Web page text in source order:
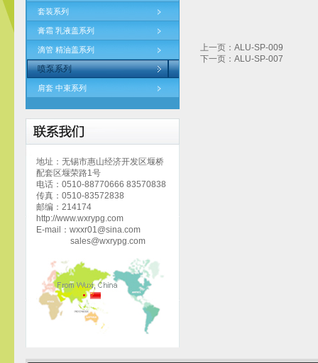
套装系列
膏霜 乳液盖系列
滴管 精油盖系列
喷泵系列
肩套 中束系列
地址：无锡市惠山经济开发区堰桥
配套区堰荣路1号
电话：0510-88770666 83570838
传真：0510-83572838
邮编：214174
http://www.wxrypg.com
E-mail：wxxr01@sina.com
sales@wxrypg.com
上一页：ALU-SP-009
下一页：ALU-SP-007